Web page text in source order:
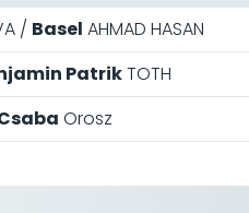
Basel AHMAD HASAN
PatrikTOTH
Orosz